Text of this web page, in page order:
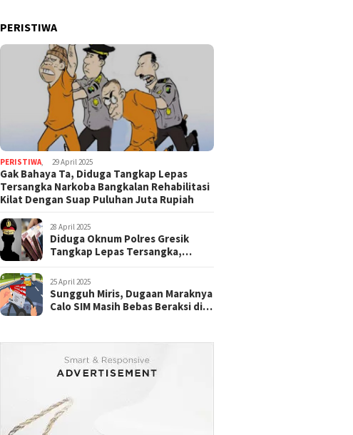
PERISTIWA
PERISTIWA, 29 April 2025
Gak Bahaya Ta, Diduga Tangkap Lepas
Tersangka Narkoba Bangkalan Rehabilitasi
Kilat Dengan Suap Puluhan Juta Rupiah
28 April 2025
Diduga Oknum Polres Gresik
Tangkap Lepas Tersangka,
25 April 2025
Sungguh Miris, Dugaan Maraknya
Calo SIM Masih Bebas Beraksi di